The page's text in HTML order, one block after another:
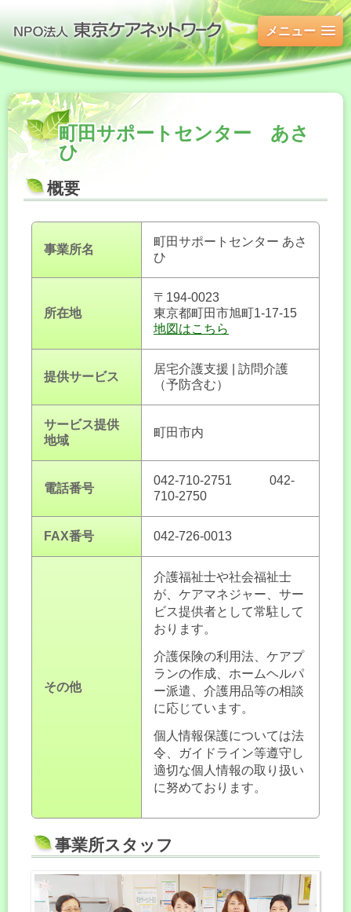
メニュー
町田サポートセンター あさ
ひ
概要
事業所名
町田サポートセンター あさ
ひ
所在地
〒194-0023
東京都町田市旭町1-17-15
地図はこちら
提供サービス
居宅介護支援 | 訪問介護
（予防含む）
サービス提供
地域
町田市内
電話番号
042-710-2751 042-
710-2750
FAX番号 042-726-0013
その他
介護福祉士や社会福祉士
が、ケアマネジャー、サー
ビス提供者として常駐して
おります。
介護保険の利用法、ケアプ
ランの作成、ホームヘルパ
ー派遣、介護用品等の相談
に応じています。
個人情報保護については法
令、ガイドライン等遵守し
適切な個人情報の取り扱い
に努めております。
事業所スタッフ